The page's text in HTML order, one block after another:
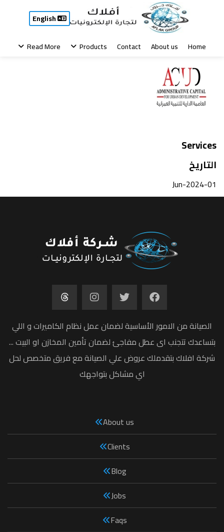
Home
About us
Contact
Products
Read More
جهاز العاصمة الادارية الجديدة
Services
التاريخ
01-Jun-2024
الصيانة من الامور الأساسية لضمان عمل نظام الكاميرات و اللي
بتساعدك تتجنب اى عطل مفاجئ لضمان تأمين المخازن او البيت ...
شركة افلاك بتقدملك عروض علي الصيانة مع فريق متخصص لحل
اي مشاكل بتواجهك
About us
Clients
Blog
Jobs
Faqs